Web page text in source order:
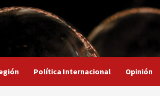
Política Internacional Opinión